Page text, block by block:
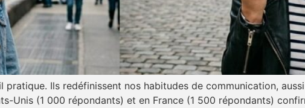
Ils redéfinissent nos habitudes de communication,
Unis (1 000 répondants) et en France (1 500 répondants)